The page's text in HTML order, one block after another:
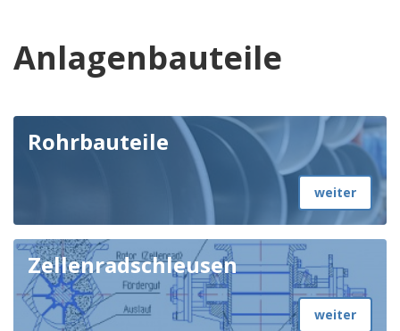
Anlagenbauteile
Rohrbauteile
weiter
Zellenradschleusen
weiter